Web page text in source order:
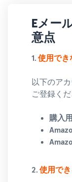
Eメー
意点
1. 使用でき
以下のア
ご登録くだ
購入
2. 使用で